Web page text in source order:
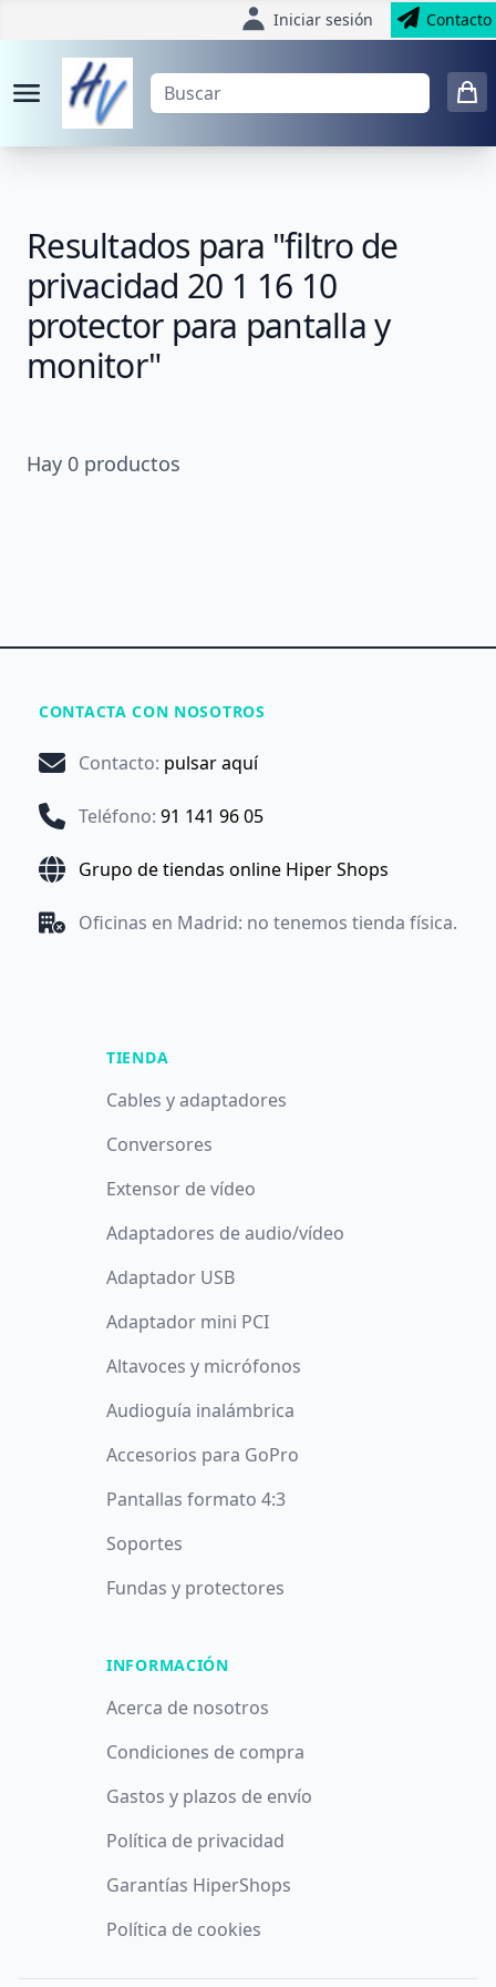
Iniciar sesión Contacto
Resultados para "filtro de
privacidad 20 1 16 10
protector para pantalla y
monitor"
Hay 0 productos
CONTACTA CON NOSOTROS
Contacto: pulsar aquí
Teléfono: 91 141 96 05
Grupo de tiendas online Hiper Shops
Oficinas en Madrid: no tenemos tienda física.
TIENDA
Cables y adaptadores
Conversores
Extensor de vídeo
Adaptadores de audio/vídeo
Adaptador USB
Adaptador mini PCI
Altavoces y micrófonos
Audioguía inalámbrica
Accesorios para GoPro
Pantallas formato 4:3
Soportes
Fundas y protectores
INFORMACIÓN
Acerca de nosotros
Condiciones de compra
Gastos y plazos de envío
Política de privacidad
Garantías HiperShops
Política de cookies